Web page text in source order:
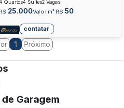
R$ 25.000Valor m² R$ 50
Quartos4 Suítes2 Vagas
contatar
1 Próximo
Garagem